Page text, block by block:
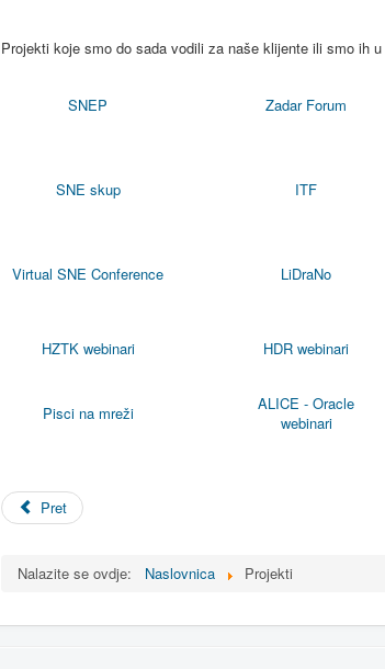
Projekti koje smo do sada vodili za naše klijente ili smo ih u
SNEP Zadar Forum
SNE skup ITF
Virtual SNE Conference LiDraNo
HZTK webinari HDR webinari
Pisci na mreži
ALICE - Oracle
webinari
Pret
Nalazite se ovdje: Naslovnica Projekti